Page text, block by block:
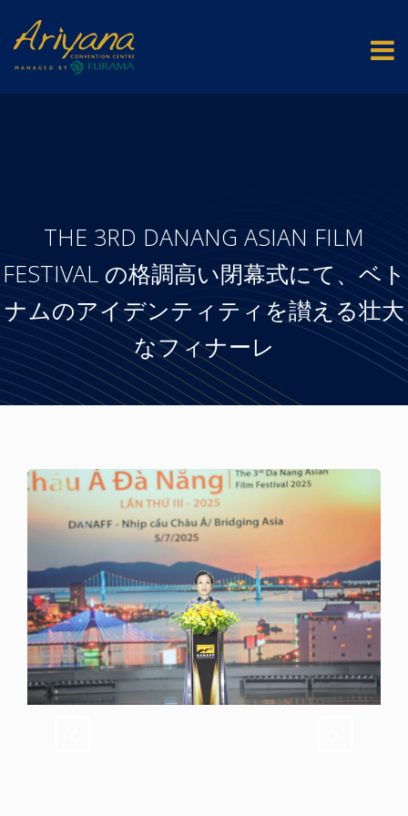
THE 3RD DANANG ASIAN FILM
FESTIVAL の格調高い閉幕式にて、ベト
ナムのアイデンティティを讃える壮大
なフィナーレ